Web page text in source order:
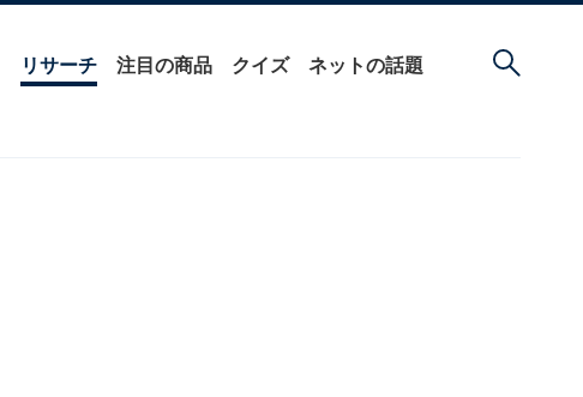
リサーチ 注目の商品 クイズ ネットの話題